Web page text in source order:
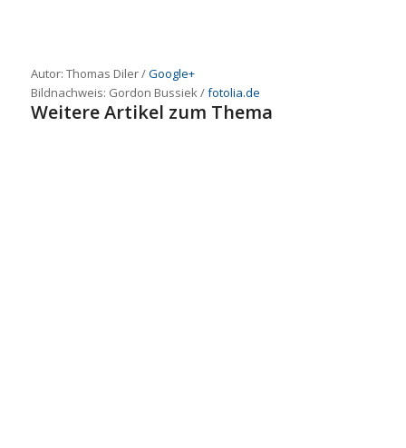
Autor: Thomas Diler /Google+
Bildnachweis: Gordon Bussiek /fotolia.de
Weitere Artikel zum Thema